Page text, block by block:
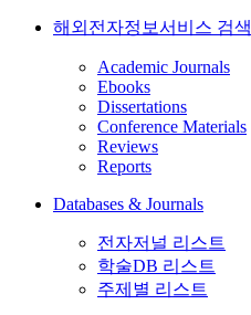
해외전자정보서비스 검색
Academic Journals
Ebooks
Dissertations
Conference Materials
Reviews
Reports
Databases & Journals
전자저널 리스트
학술DB 리스트
주제별 리스트